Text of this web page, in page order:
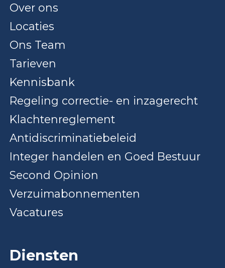
Over ons
Locaties
Ons Team
Tarieven
Kennisbank
Regeling correctie- en inzagerecht
Klachtenreglement
Antidiscriminatiebeleid
Integer handelen en Goed Bestuur
Second Opinion
Verzuimabonnementen
Vacatures
Diensten